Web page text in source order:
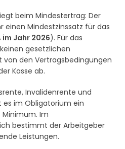
beim Mindestertrag: Der
einen Mindestzinssatz für das
im Jahr 2026). Für das
gesetzlichen
von den Vertragsbedingungen
Kasse ab.
Invalidenrente und
im Obligatorium ein
Im
bestimmt der Arbeitgeber
Leistungen.